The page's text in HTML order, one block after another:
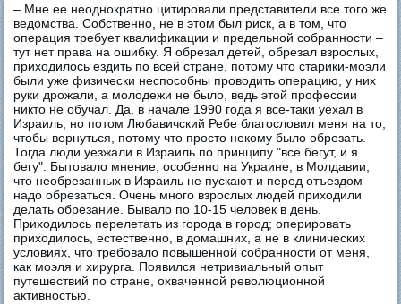
– Мне ее неоднократно цитировали представители все того же
ведомства. Собственно, не в этом был риск, а в том, что
операция требует квалификации и предельной собранности –
тут нет права на ошибку. Я обрезал детей, обрезал взрослых,
приходилось ездить по всей стране, потому что старики-моэли
были уже физически неспособны проводить операцию, у них
руки дрожали, а молодежи не было, ведь этой профессии
никто не обучал. Да, в начале 1990 года я все-таки уехал в
Израиль, но потом Любавичский Ребе благословил меня на то,
чтобы вернуться, потому что просто некому было обрезать.
Тогда люди уезжали в Израиль по принципу "все бегут, и я
бегу". Бытовало мнение, особенно на Украине, в Молдавии,
что необрезанных в Израиль не пускают и перед отъездом
надо обрезаться. Очень много взрослых людей приходили
делать обрезание. Бывало по 10-15 человек в день.
Приходилось перелетать из города в город; оперировать
приходилось, естественно, в домашних, а не в клинических
условиях, что требовало повышенной собранности от меня,
как моэля и хирурга. Появился нетривиальный опыт
путешествий по стране, охваченной революционной
активностью.